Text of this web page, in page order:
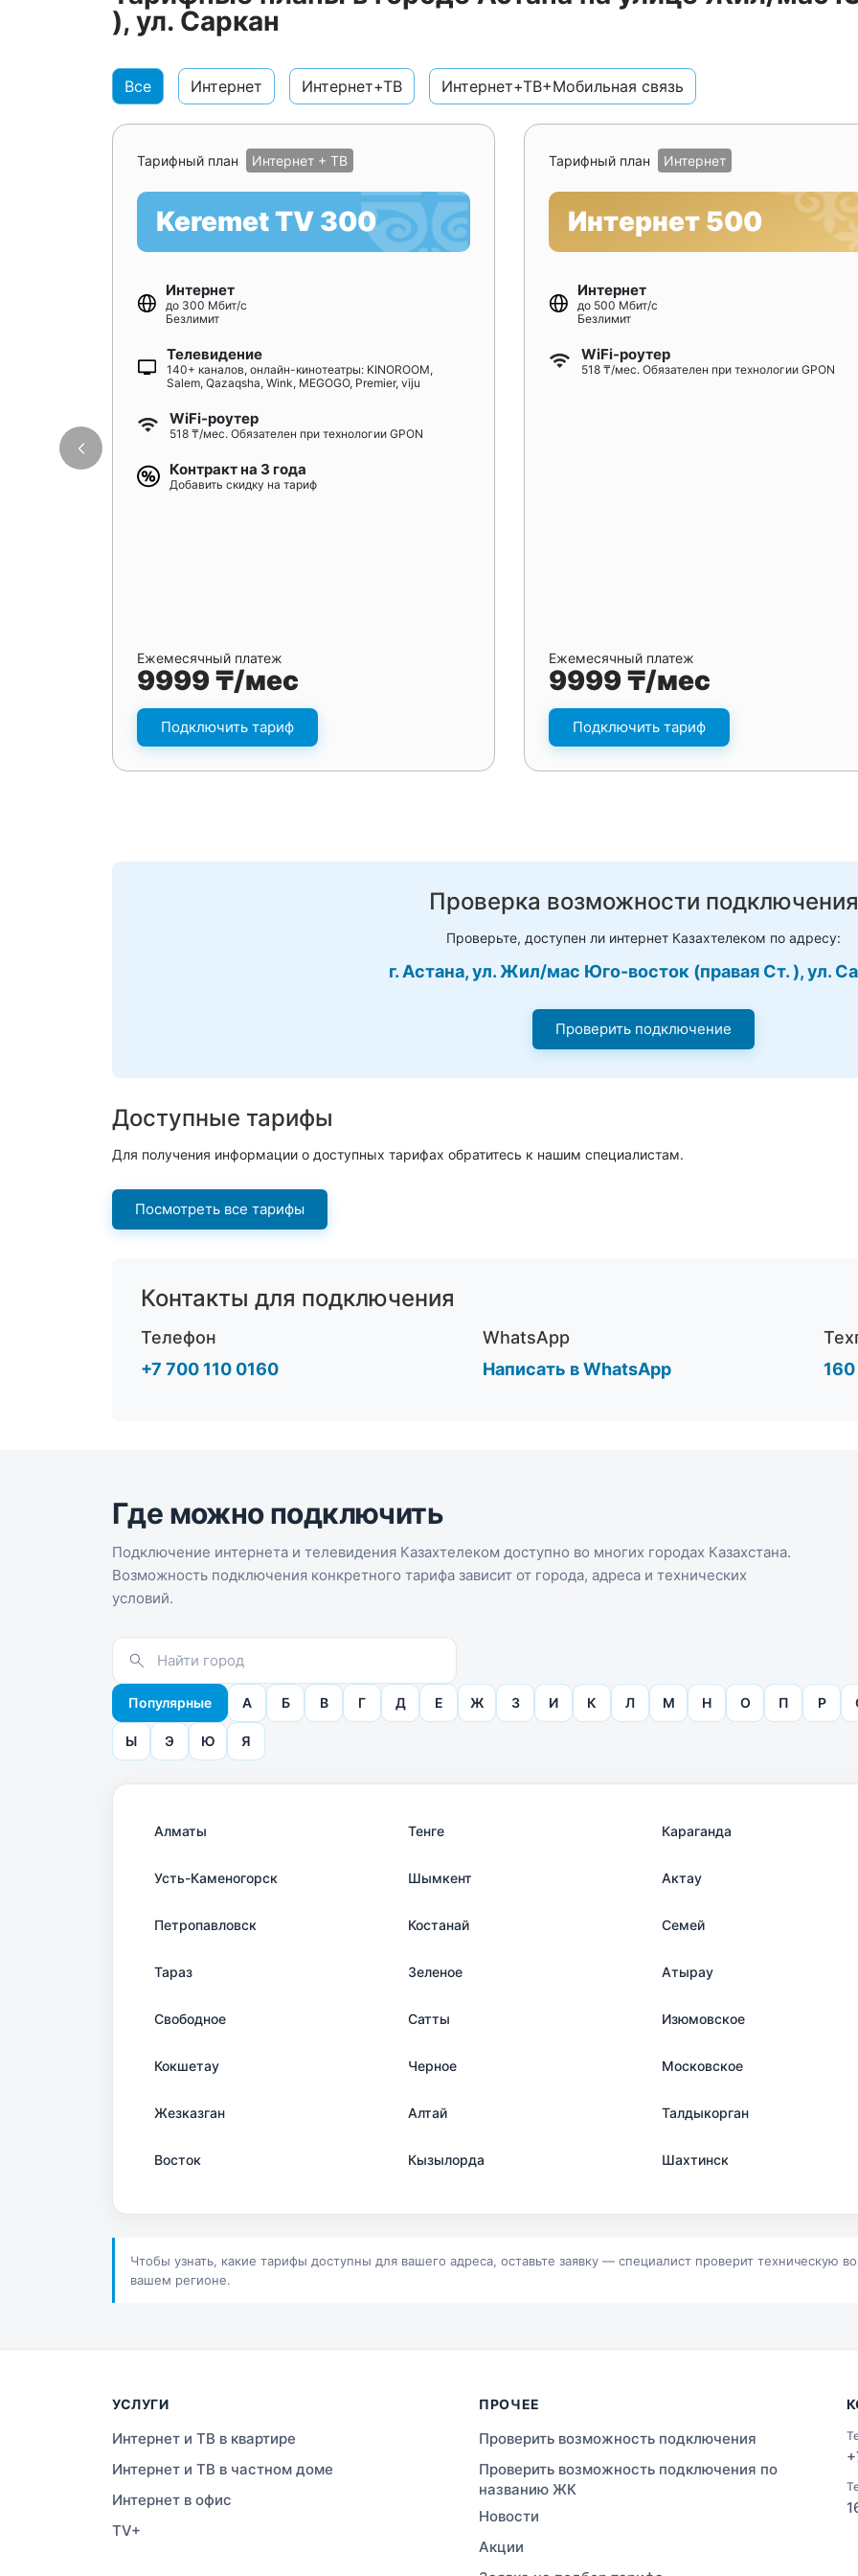
), ул. Саркан
Все Интернет Интернет+ТВ Интернет+ТВ+Мобильная связь
Тарифный план Интернет + ТВ
Keremet TV 300
Интернет
до 300 Мбит/с
Безлимит
Телевидение
140+ каналов, онлайн-кинотеатры: KINOROOM,
Salem, Qazaqsha, Wink, MEGOGO, Premier, viju
WiFi-роутер
518 ₸/мес. Обязателен при технологии GPON
Контракт на 3 года
Добавить скидку на тариф
Ежемесячный платеж
9999 ₸/мес
Подключить тариф
Тарифный план Интернет
Интернет 500
Интернет
до 500 Мбит/с
Безлимит
WiFi-роутер
518 ₸/мес. Обязателен при технологии GPON
Ежемесячный платеж
9999 ₸/мес
Подключить тариф
Проверка возможности подключения
Проверьте, доступен ли интернет Казахтелеком по адресу:
г. Астана, ул. Жил/мас Юго-восток (правая Ст. ), ул.
Проверить подключение
Доступные тарифы
Для получения информации о доступных тарифах обратитесь к нашим специалистам.
Посмотреть все тарифы
Контакты для подключения
Телефон
+7 700 110 0160
WhatsApp
Написать в WhatsApp
160
Где можно подключить
Подключение интернета и телевидения Казахтелеком доступно во многих городах Казахстана.
Возможность подключения конкретного тарифа зависит от города, адреса и технических
условий.
Популярные А Б В Г Д Е Ж З И К Л М Н О П Р
Ы Э Ю Я
Алматы Тенге Караганда
Усть-Каменогорск Шымкент Актау
Петропавловск Костанай Семей
Тараз Зеленое Атырау
Свободное Сатты Изюмовское
Кокшетау Черное Московское
Жезказган Алтай Талдыкорган
Восток Кызылорда Шахтинск
Шучинск
Чтобы узнать, какие тарифы доступны для вашего адреса, оставьте заявку — специалист проверит техническую
вашем регионе.
УСЛУГИ
Интернет и ТВ в квартире
Интернет и ТВ в частном доме
Интернет в офис
TV+
ПРОЧЕЕ
Проверить возможность подключения
Проверить возможность подключения по
названию ЖК
Новости
Акции